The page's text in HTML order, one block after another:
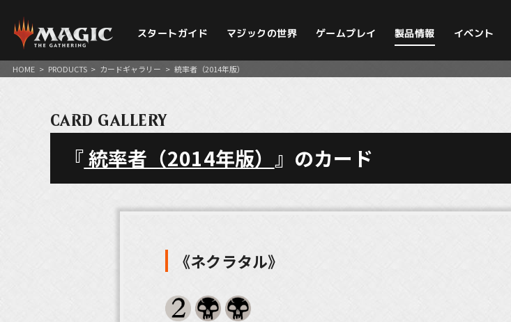
スタートガイド マジックの世界 ゲームプレイ 製品情報 イベント
HOME > PRODUCTS > カードギャラリー > 統率者（2014年版）
CARD GALLERY
『統率者（2014年版） 』のカード
《ネクラタル》